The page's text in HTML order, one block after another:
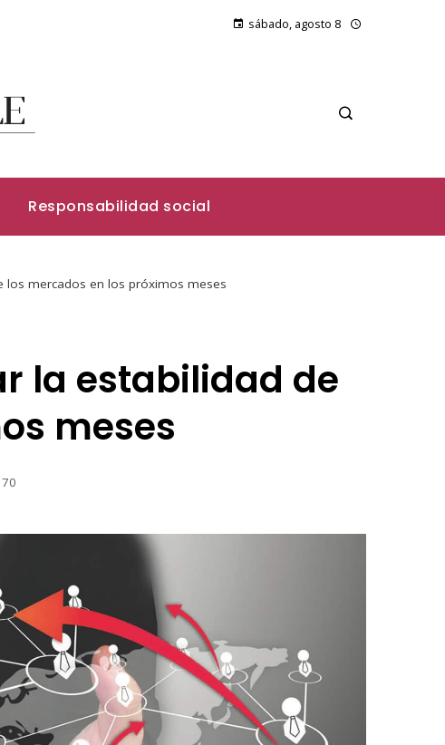
sábado, agosto 8
Responsabilidad social
los mercados en los próximos meses
la estabilidad de
meses